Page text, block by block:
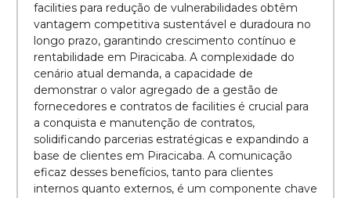
facilities para redução de vulnerabilidades obtêm
vantagem competitiva sustentável e duradoura no
longo prazo, garantindo crescimento contínuo e
rentabilidade em Piracicaba. A complexidade do
cenário atual demanda, a capacidade de
demonstrar o valor agregado de a gestão de
fornecedores e contratos de facilities é crucial para
a conquista e manutenção de contratos,
solidificando parcerias estratégicas e expandindo a
base de clientes em Piracicaba. A comunicação
eficaz desses benefícios, tanto para clientes
internos quanto externos, é um componente chave